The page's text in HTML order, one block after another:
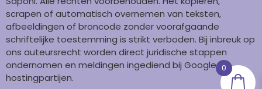
scrapen of automatisch overnemen van teksten,
afbeeldingen of broncode zonder voorafgaande
schriftelijke toestemming is strikt verboden. Bij inbreuk op
ons auteursrecht worden direct juridische stappen
ondernomen en meldingen ingediend bij Google en
hostingpartijen.
0